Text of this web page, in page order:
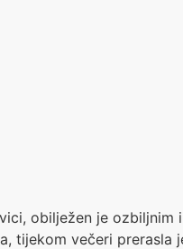
obilježen je ozbiljnim
tijekom večeri prerasla